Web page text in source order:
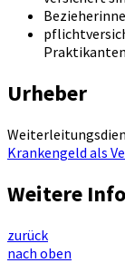
Praktikanten
Urheber
Krankengeld als
Weitere
zurück
nach oben